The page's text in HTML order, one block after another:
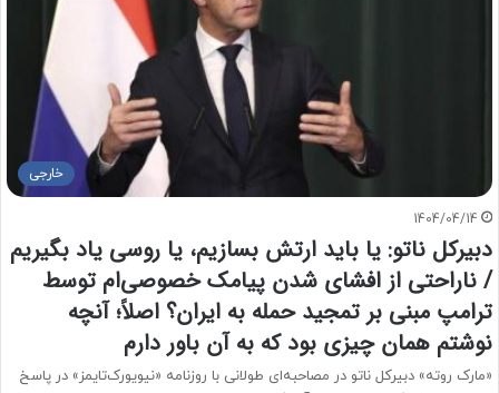
خارجی
1404/04/14
دبیرکل ناتو: یا باید ارتش بسازیم، یا روسی یاد بگیریم
/ ناراحتی از افشای شدن پیامک خصوصی‌ام توسط
ترامپ مبنی بر تمجید حمله به ایران؟ اصلاً؛ آنچه
نوشتم همان چیزی بود که به آن باور دارم
«مارک روته» دبیرکل ناتو در مصاحبه‌ای طولانی با روزنامه «نیویورک‌تایمز» در پاسخ